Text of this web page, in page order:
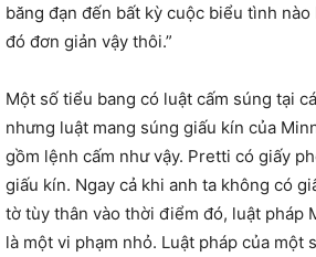
băng đạn đến bất kỳ cuộc biểu tình
đó đơn giản vậy thôi.”
Một số tiểu bang có luật cấm súng tại
nhưng luật mang súng giấu kín của
gồm lệnh cấm như vậy. Pretti có giấy
giấu kín. Ngay cả khi anh ta không có
tờ tùy thân vào thời điểm đó, luật pháp
là một vi phạm nhỏ. Luật pháp của một